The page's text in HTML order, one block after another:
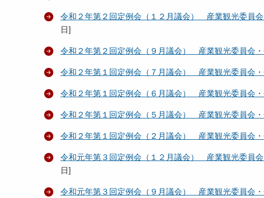
令和２年第２回定例会（１２月議会） 産業観光委員会
日 ]
令和２年第２回定例会（９月議会） 産業観光委員会・
令和２年第１回定例会（７月議会） 産業観光委員会・
令和２年第１回定例会（６月議会） 産業観光委員会・
令和２年第１回定例会（５月議会） 産業観光委員会・
令和２年第１回定例会（２月議会） 産業観光委員会
令和元年第３回定例会（１２月議会） 産業観光委員
日 ]
令和元年第３回定例会（９月議会） 産業観光委員会